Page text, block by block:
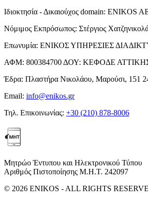
Ιδιοκτησία - Δικαιούχος domain: ENIKOS
Νόμιμος Εκπρόσωπος: Στέργιος
Επωνυμία: ΕΝΙΚΟΣ ΥΠΗΡΕΣΙΕΣ
ΑΦΜ: 800384700 ΔΟΥ: ΚΕΦΟΔΕ
Έδρα: Πλαστήρα Νικολάου, Μαρούσι, 151
Email: info@enikos.gr
Τηλ. Επικοινωνίας: +30 (210) 878-8006
Μητρώο Έντυπου και Ηλεκτρονικού Τύπου
Αριθμός Πιστοποίησης Μ.Η.Τ. 242097
© 2026 ENIKOS - ALL RIGHTS